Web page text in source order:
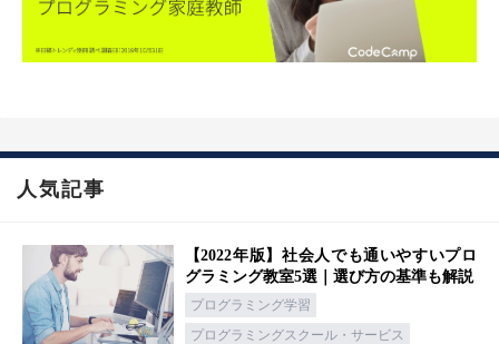
人気記事
【2022年版】社会人でも通いやすいプロ
グラミング教室5選｜選び方の基準も解説
プログラミング学習
プログラミングスクール・サービス